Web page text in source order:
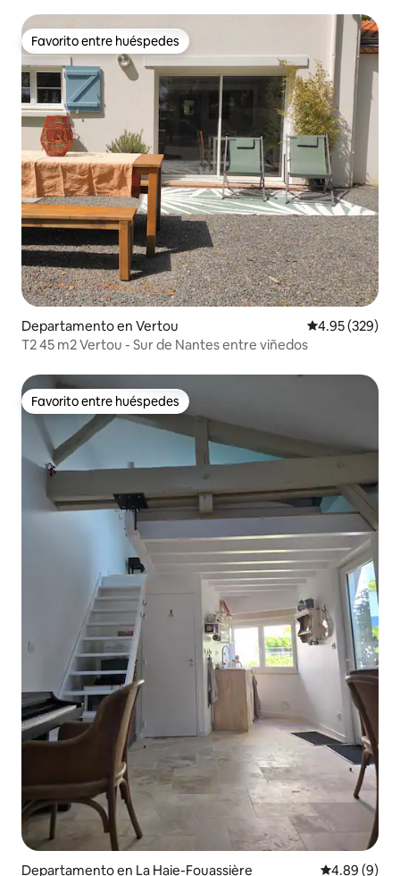
Favorito entre huéspedes
Favorito entre huéspedes
Departamento en Vertou Calificación
4.95 (329)
T2 45 m2 Vertou - Sur de Nantes entre viñedos
Favorito entre huéspedes
Favorito entre huéspedes
Departamento en La Haie-Fouassière Calificación
4.89 (9)